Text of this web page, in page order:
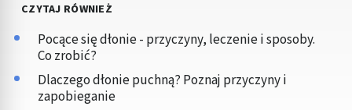
CZYTAJ RÓWNIEŻ
Pocące się dłonie - przyczyny, leczenie i sposoby.
Co zrobić?
Dlaczego dłonie puchną? Poznaj przyczyny i
zapobieganie